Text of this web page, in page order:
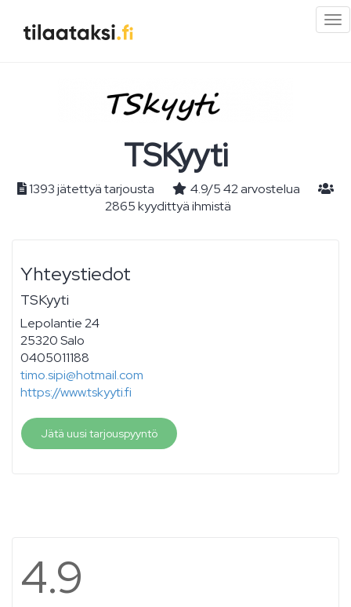
TSKyyti
1393 jätettyä tarjousta 4.9/542arvostelua
2865 kyydittyä ihmistä
Yhteystiedot
TSKyyti
Lepolantie 24
25320 Salo
0405011188
timo.sipi@hotmail.com
https://www.tskyyti.fi
Jätä uusi tarjouspyyntö
4.9